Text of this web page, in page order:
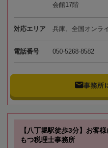
会館17階
対応エリア 兵庫、全国オンラ
電話番号 050-5268-8582
事務所
【八丁堀駅徒歩3分】お客
もつ税理士事務所